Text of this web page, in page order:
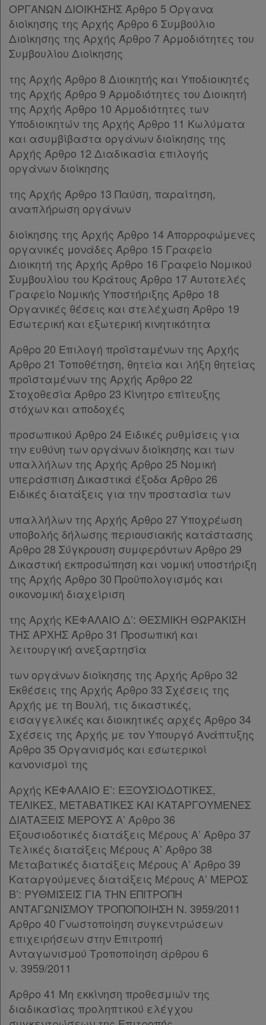
Χρήσιμα
Assistant
Νομολογία
Kodiko
Forum
Αναζήτηση
Κ.Α.Δ.
Διακρατικές
Συμφωνίες
Ελλάδας
Πληροφορίες
Εταιρεία
Παρ.3
Παρ.4
Παρ.5
Άρθρο 10 [-]
Παρ.1
Παρ.2
Παρ.3
Άρθρο 11 [-]
Παρ.1
Παρ.2
Παρ.3
Άρθρο 12
Παρ.1
Παρ.2
Παρ.4
Παρ.5
Παρ.6
Παρ.7
Άρθρο 13 [-]
Παρ.1
Παρ.2
Παρ.4
Παρ.5
Παρ.6
Παρ.7
Παρ.8
Παρ.9
Παρ.10
Άρθρο 14 [-]
Παρ.1
Παρ.2
Άρθρο 15
Παρ.1
Παρ.2
Άρθρο 16
Άρθρο 17
Άρθρο 18
[-]
Παρ.1
Παρ.3
Παρ.4
Παρ.5
Παρ.6
Παρ.7
Παρ.8
Άρθρο 19
[-]
Παρ.1
Παρ.2
Παρ.3
Παρ.4
Παρ.5
Παρ.6
Άρθρο 20 [-]
Παρ.1
Παρ.2
Άρθρο 21 [-]
Παρ.1
Παρ.2
Παρ.3
Παρ.4
Παρ.5
Παρ.6
Άρθρο 22
Παρ.2
Παρ.3
ΟΡΓΑΝΩΝ ΔΙΟΙΚΗΣΗΣ Άρθρο 5 Όργανα
διοίκησης της Αρχής Άρθρο 6 Συμβούλιο
Διοίκησης της Αρχής Άρθρο 7 Αρμοδιότητες του
Συμβουλίου Διοίκησης
της Αρχής Άρθρο 8 Διοικητής και Υποδιοικητές
της Αρχής Άρθρο 9 Αρμοδιότητες του Διοικητή
της Αρχής Άρθρο 10 Αρμοδιότητες των
Υποδιοικητών της Αρχής Άρθρο 11 Κωλύματα
και ασυμβίβαστα οργάνων διοίκησης της
Αρχής Άρθρο 12 Διαδικασία επιλογής
οργάνων διοίκησης
της Αρχής Άρθρο 13 Παύση, παραίτηση,
αναπλήρωση οργάνων
διοίκησης της Αρχής Άρθρο 14 Απορροφώμενες
οργανικές μονάδες Άρθρο 15 Γραφείο
Διοικητή της Αρχής Άρθρο 16 Γραφείο Νομικού
Συμβουλίου του Κράτους Άρθρο 17 Αυτοτελές
Γραφείο Νομικής Υποστήριξης Άρθρο 18
Οργανικές θέσεις και στελέχωση Άρθρο 19
Εσωτερική και εξωτερική κινητικότητα
Άρθρο 20 Επιλογή προϊσταμένων της Αρχής
Άρθρο 21 Τοποθέτηση, θητεία και λήξη θητείας
προϊσταμένων της Αρχής Άρθρο 22
Στοχοθεσία Άρθρο 23 Κίνητρο επίτευξης
στόχων και αποδοχές
προσωπικού Άρθρο 24 Ειδικές ρυθμίσεις για
την ευθύνη των οργάνων διοίκησης και των
υπαλλήλων της Αρχής Άρθρο 25 Νομική
υπεράσπιση Δικαστικά έξοδα Άρθρο 26
Ειδικές διατάξεις για την προστασία των
υπαλλήλων της Αρχής Άρθρο 27 Υποχρέωση
υποβολής δήλωσης περιουσιακής κατάστασης
Άρθρο 28 Σύγκρουση συμφερόντων Άρθρο 29
Δικαστική εκπροσώπηση και νομική υποστήριξη
της Αρχής Άρθρο 30 Προϋπολογισμός και
οικονομική διαχείριση
της Αρχής ΚΕΦΑΛΑΙΟ Δ’: ΘΕΣΜΙΚΗ ΘΩΡΑΚΙΣΗ
ΤΗΣ ΑΡΧΗΣ Άρθρο 31 Προσωπική και
λειτουργική ανεξαρτησία
των οργάνων διοίκησης της Αρχής Άρθρο 32
Εκθέσεις της Αρχής Άρθρο 33 Σχέσεις της
Αρχής με τη Βουλή, τις δικαστικές,
εισαγγελικές και διοικητικές αρχές Άρθρο 34
Σχέσεις της Αρχής με τον Υπουργό Ανάπτυξης
Άρθρο 35 Οργανισμός και εσωτερικοί
κανονισμοί της
Αρχής ΚΕΦΑΛΑΙΟ Ε’: ΕΞΟΥΣΙΟΔΟΤΙΚΕΣ,
ΤΕΛΙΚΕΣ, ΜΕΤΑΒΑΤΙΚΕΣ ΚΑΙ ΚΑΤΑΡΓΟΥΜΕΝΕΣ
ΔΙΑΤΑΞΕΙΣ ΜΕΡΟΥΣ Α’ Άρθρο 36
Εξουσιοδοτικές διατάξεις Μέρους Α’ Άρθρο 37
Τελικές διατάξεις Μέρους Α’ Άρθρο 38
Μεταβατικές διατάξεις Μέρους Α’ Άρθρο 39
Καταργούμενες διατάξεις Μέρους Α’ ΜΕΡΟΣ
Β’: ΡΥΘΜΙΣΕΙΣ ΓΙΑ ΤΗΝ ΕΠΙΤΡΟΠΗ
ΑΝΤΑΓΩΝΙΣΜΟΥ ΤΡΟΠΟΠΟΙΗΣΗ Ν. 3959/2011
Άρθρο 40 Γνωστοποίηση συγκεντρώσεων
επιχειρήσεων στην Επιτροπή
Ανταγωνισμού Τροποποίηση άρθρου 6
ν. 3959/2011
Άρθρο 41 Μη εκκίνηση προθεσμιών της
διαδικασίας προληπτικού ελέγχου